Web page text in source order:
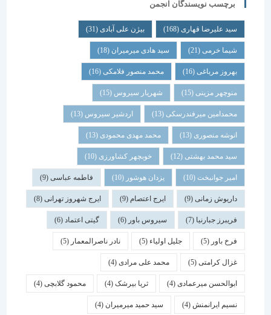
برچسب نویسندگان انجمن
سید علیرضا قهاری(168) بیژن علی آبادی(31)
شیما خرمی(21) سید هادی میرمیران(18)
بهروز مرباغی (16) محمد منصور فلامکی (16)
منوچهر مزینی(15) شهریار سیروس(15)
محمدامین میرفندرسکی(13) اردشیر سیروس(13)
انوشه منصوری(13) محمد مهدی محمودی(13)
سید محمد بهشتی(12) خوبچهر کشاورزی(10)
امیر جوانبخت(10) یزدان هوشور(10) فاطمه عباسی(9)
داریوش زمانی(9) ایرج اعتصام(9) ایرج شهروز تهرانی(8)
فریبرز جبارنیا(7) سیروس باور(6) گیتی اعتماد(6)
فرخ باور(5) جلیل اولیاء(5) نادر ناصرالمعمار (5)
غزال کرامتی(5) محمد علی مرادی(4)
ابوالحسن میرعمادی(4) ثریا بیرشک(4) محمود گلابچی(4)
نسیم ایرانمنش(4) سید حمید میرمیران(4)